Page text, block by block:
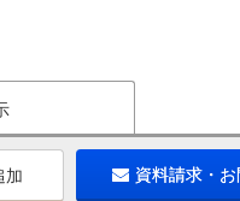
加 資料請求・